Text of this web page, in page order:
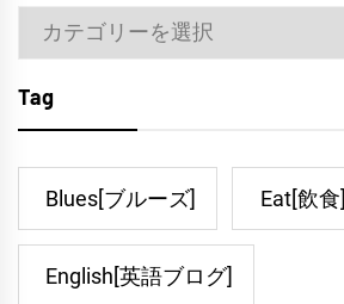
Category
Tag
Blues[ブルーズ] Eat[飲食]
English[英語ブログ]